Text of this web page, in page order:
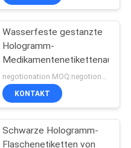
Wasserfeste gestanzte
Hologramm-
KONTAKT
Schwarze Hologramm-
Flaschenetiketten von